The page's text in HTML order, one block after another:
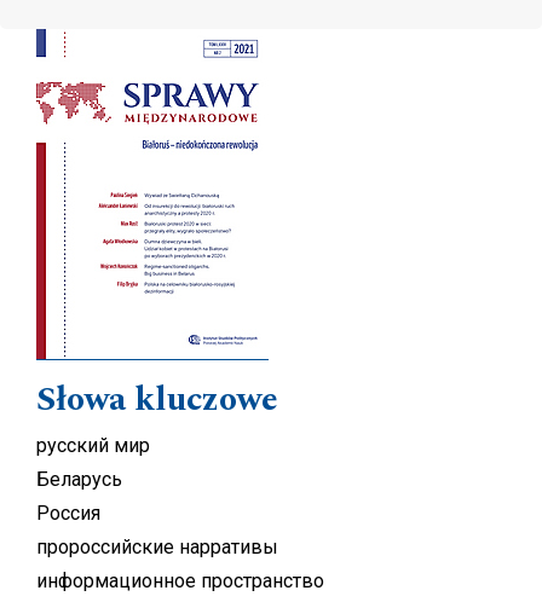
Cover image
Słowa kluczowe
русский мир
Беларусь
Россия
пророссийские нарративы
информационное пространство